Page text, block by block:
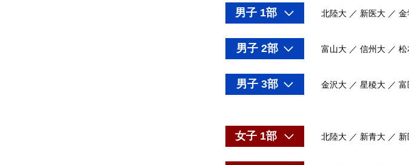
男子 1部 北陸大 ／ 新医大 ／
男子 2部 富山大 ／ 信州大 ／
男子 3部 金沢大 ／ 星稜大 ／
女子 1部 北陸大 ／ 新青大 ／